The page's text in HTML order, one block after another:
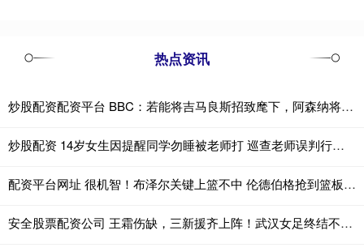
热点资讯
炒股配资配资平台 BBC：若能将吉马良斯招致麾下，阿森纳将迎来一位天生的领袖
炒股配资 14岁女生因提醒同学勿睡被老师打 巡查老师误判行为引发争议
配资平台网址 很机智！布泽尔关键上篮不中 伦德伯格抢到篮板喊停护住球权
安全股票配资公司 王霜伤缺，三新援齐上阵！武汉女足终结不胜升至第4